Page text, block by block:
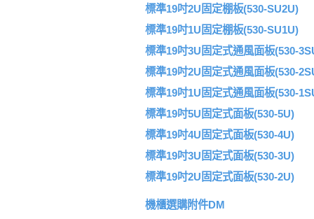
標準19吋2U固定棚板(530-SU2U)
標準19吋1U固定棚板(530-SU1U)
標準19吋3U固定式通風面板(530-
標準19吋2U固定式通風面板(530-
標準19吋1U固定式通風面板(530-
標準19吋5U固定式面板(530-5U)
標準19吋4U固定式面板(530-4U)
標準19吋3U固定式面板(530-3U)
標準19吋2U固定式面板(530-2U)
機櫃選購附件DM